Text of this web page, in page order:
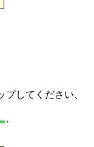
してください、